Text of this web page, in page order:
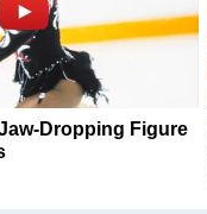
Figure